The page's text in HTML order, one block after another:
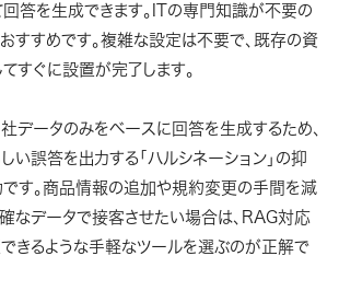
答を生成できます。ITの専門知識が不要の
すすめです。複雑な設定は不要で、既存の資
すぐに設置が完了します。
データのみをベースに回答を生成するため、
い誤答を出力する「ハルシネーション」の抑
す。商品情報の追加や規約変更の手間を減
なデータで接客させたい場合は、RAG対応
きるような手軽なツールを選ぶのが正解で